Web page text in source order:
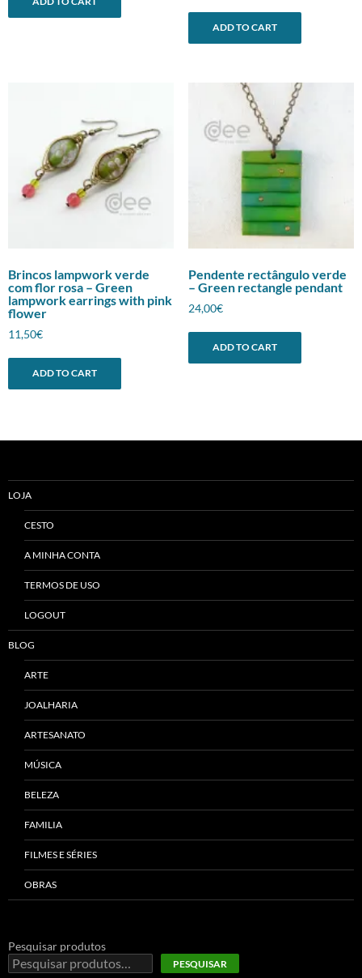
ADD TO CART
Brincos lampwork verde
com flor rosa – Green
lampwork earrings with pink
flower
11,50€
ADD TO CART
Pendente rectângulo verde
– Green rectangle pendant
24,00€
ADD TO CART
LOJA
CESTO
A MINHA CONTA
TERMOS DE USO
LOGOUT
BLOG
ARTE
JOALHARIA
ARTESANATO
MÚSICA
BELEZA
FAMILIA
FILMES E SÉRIES
OBRAS
Pesquisar produtos
PESQUISAR